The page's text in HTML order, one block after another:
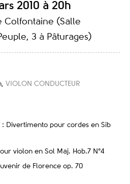
2010 à 20h
Colfontaine (Salle
3 à Pâturages)
, VIOLON CONDUCTEUR
Divertimento pour cordes en Sib
violon en Sol Maj. Hob.7 N°4
de Florence op. 70